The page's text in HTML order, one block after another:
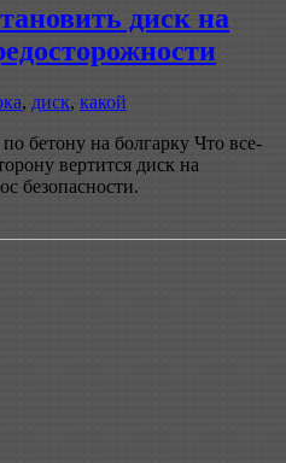
диск на
, диск, какой
бетону на болгарку Что все-
вертится диск на
безопасности.